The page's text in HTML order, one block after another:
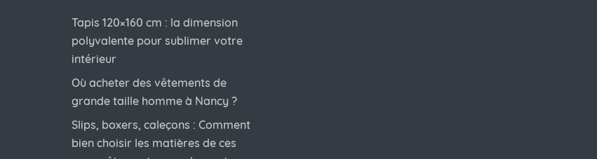
Tapis 120×160 cm : la dimension
polyvalente pour sublimer votre
intérieur
Où acheter des vêtements de
grande taille homme à Nancy ?
Slips, boxers, caleçons : Comment
bien choisir les matières de ces